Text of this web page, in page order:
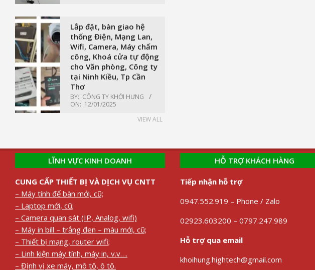
Lắp đặt, bàn giao hệ
thống Điện, Mạng Lan,
Wifi, Camera, Máy chấm
công, Khoá cửa tự động
cho Văn phòng, Công ty
tại Ninh Kiều, Tp Cần
Thơ
BY: CÔNG TY KHỞI HƯNG
ON: 12/01/2025
VIEW ALL
LĨNH VỰC KINH DOANH
CUNG CẤP THIẾT BỊ VÀ DỊCH VỤ CNTT
– Máy tính để bàn mới, cũ;
– Laptop mới, cũ;
– Camera quan sát (IP, Analog, wifi)
– Máy in bill – trắng đen – màu mới, cũ;
– Thiết bị mạng, router wifi;
– Linh kiện máy tính, máy in, v.v….
– Định vị xe máy, mô tô, ô tô.
HỖ TRỢ KHÁCH HÀNG
Tiếp nhận hỗ trợ
0947.552.919 – Phone / Zalo
02923.603200 – 0797.247.989
Hỗ trợ qua email
khoihung.hightech@gmail.com